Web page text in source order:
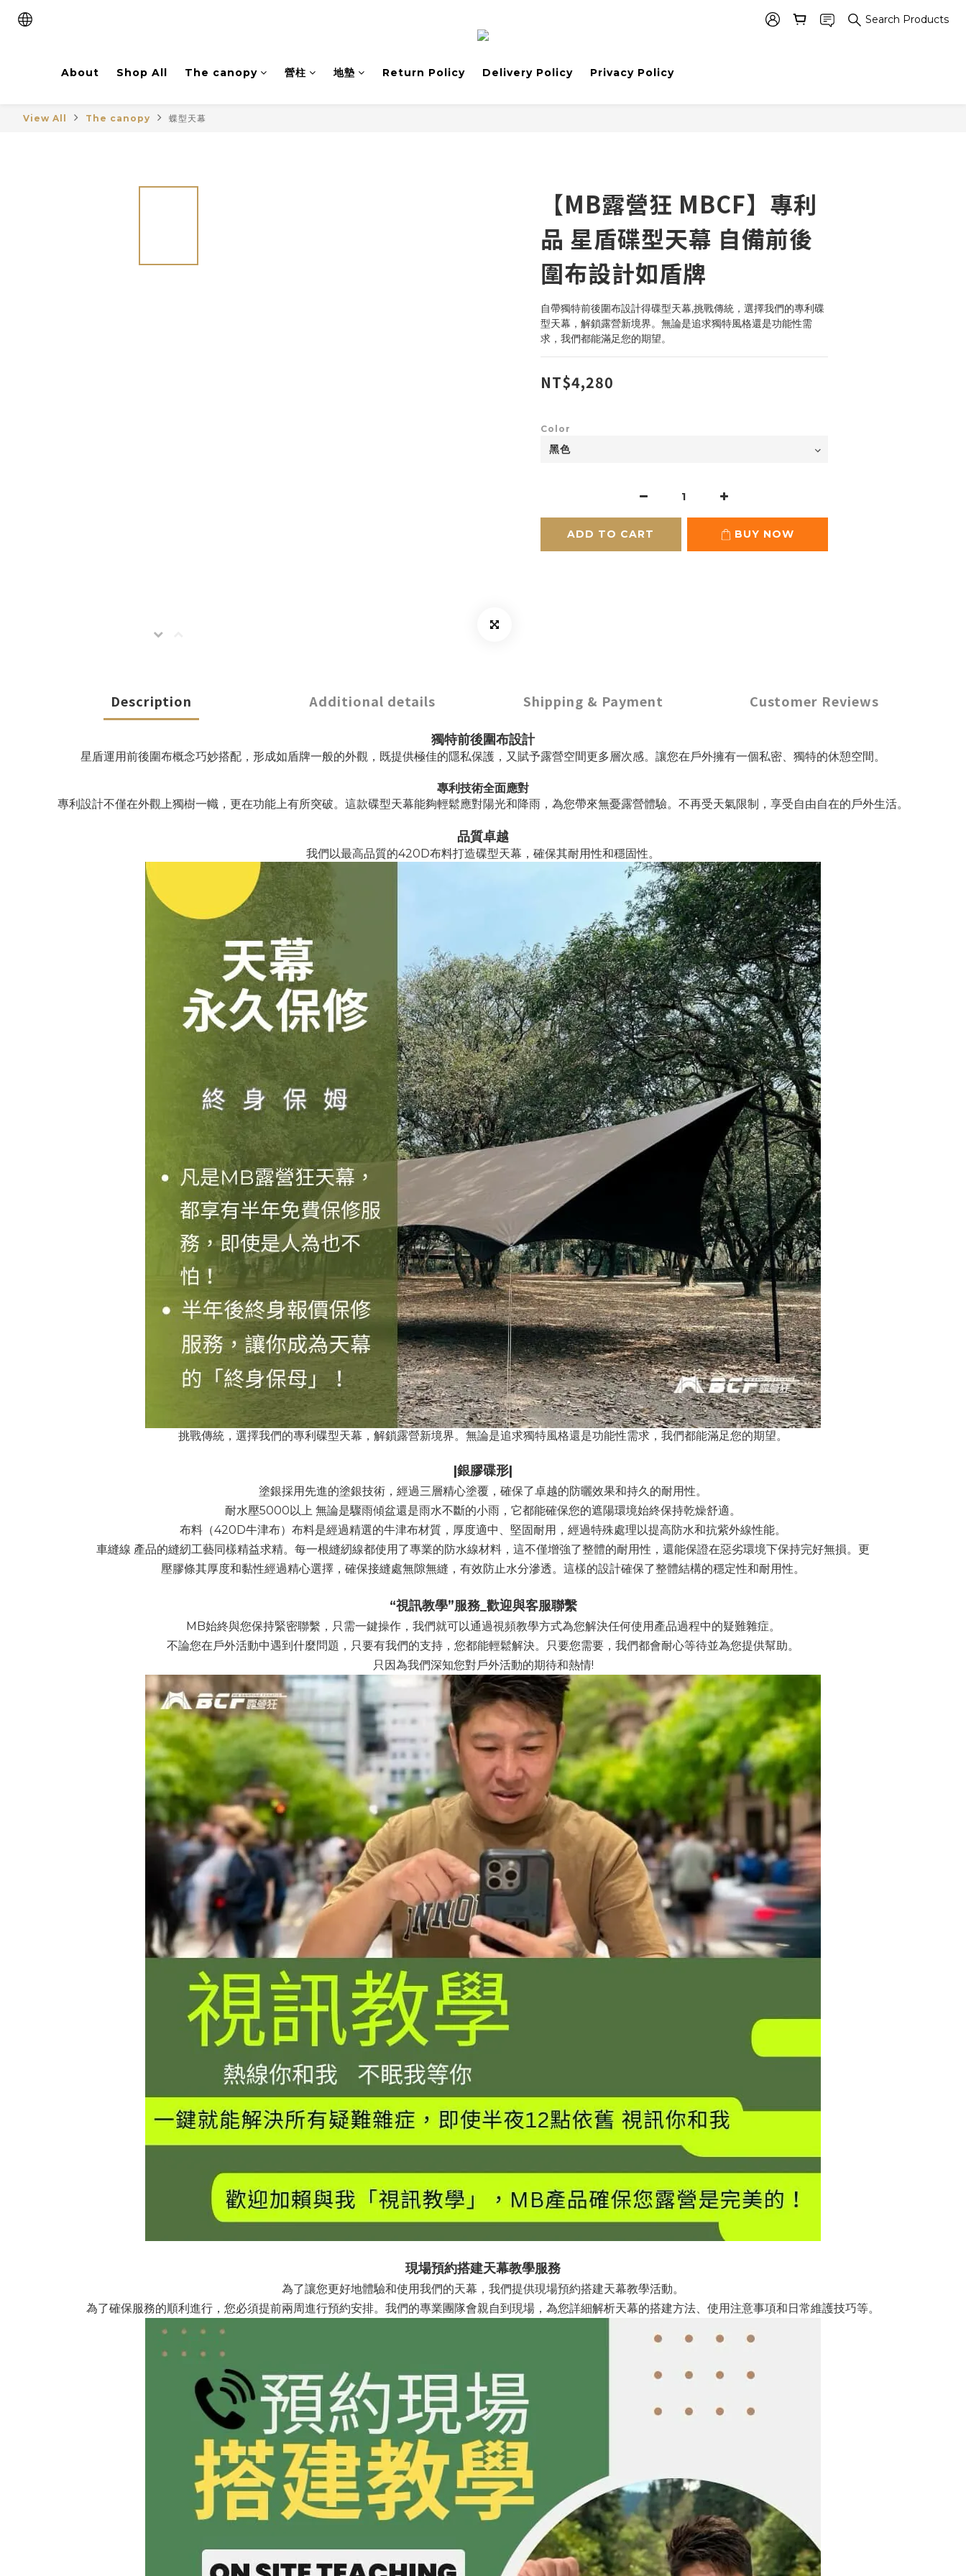
Search Products
About Shop All The canopy 營柱 地墊 Return Policy Delivery Policy Privacy Policy
View All The canopy 蝶型天幕
【MB露營狂 MBCF】專利
品 星盾碟型天幕 自備前後
圍布設計如盾牌
自帶獨特前後圍布設計得碟型天幕,挑戰傳統，選擇我們的專利碟
型天幕，解鎖露營新境界。無論是追求獨特風格還是功能性需
求，我們都能滿足您的期望。
NT$4,280
Color
ADD TO CART BUY NOW
Description Additional details Shipping & Payment Customer Reviews
獨特前後圍布設計
星盾運用前後圍布概念巧妙搭配，形成如盾牌一般的外觀，既提供極佳的隱私保護，又賦予露營空間更多層次感。讓您在戶外擁有一個私密、獨特的休憩空間。
專利技術全面應對
專利設計不僅在外觀上獨樹一幟，更在功能上有所突破。這款碟型天幕能夠輕鬆應對陽光和降雨，為您帶來無憂露營體驗。不再受天氣限制，享受自由自在的戶外生活。
品質卓越
我們以最高品質的420D布料打造碟型天幕，確保其耐用性和穩固性。
挑戰傳統，選擇我們的專利碟型天幕，解鎖露營新境界。無論是追求獨特風格還是功能性需求，我們都能滿足您的期望。
|銀膠碟形|
塗銀採用先進的塗銀技術，經過三層精心塗覆，確保了卓越的防曬效果和持久的耐用性。
耐水壓5000以上 無論是驟雨傾盆還是雨水不斷的小雨，它都能確保您的遮陽環境始終保持乾燥舒適。
布料（420D牛津布）布料是經過精選的牛津布材質，厚度適中、堅固耐用，經過特殊處理以提高防水和抗紫外線性能。
車縫線 產品的縫紉工藝同樣精益求精。每一根縫紉線都使用了專業的防水線材料，這不僅增強了整體的耐用性，還能保證在惡劣環境下保持完好無損。更
壓膠條其厚度和黏性經過精心選擇，確保接縫處無隙無縫，有效防止水分滲透。這樣的設計確保了整體結構的穩定性和耐用性。
“視訊教學”服務_歡迎與客服聯繫
MB始終與您保持緊密聯繫，只需一鍵操作，我們就可以通過視頻教學方式為您解決任何使用產品過程中的疑難雜症。
不論您在戶外活動中遇到什麼問題，只要有我們的支持，您都能輕鬆解決。只要您需要，我們都會耐心等待並為您提供幫助。
只因為我們深知您對戶外活動的期待和熱情!
現場預約搭建天幕教學服務
為了讓您更好地體驗和使用我們的天幕，我們提供現場預約搭建天幕教學活動。
為了確保服務的順利進行，您必須提前兩周進行預約安排。我們的專業團隊會親自到現場，為您詳細解析天幕的搭建方法、使用注意事項和日常維護技巧等。
BUY NOW